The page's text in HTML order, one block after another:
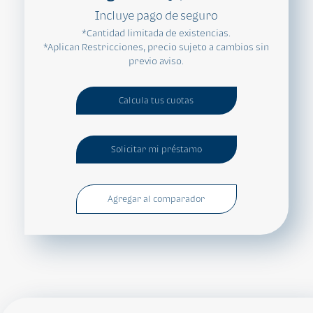
Incluye pago de seguro
*Cantidad limitada de existencias.
*Aplican Restricciones, precio sujeto a cambios sin
previo aviso.
Calcula tus cuotas
Solicitar mi préstamo
Agregar al comparador